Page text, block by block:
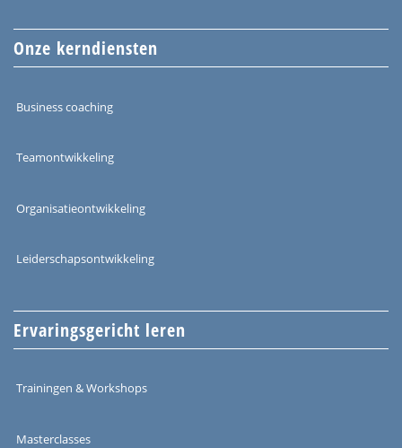
Onze kerndiensten
Business coaching
Teamontwikkeling
Organisatieontwikkeling
Leiderschapsontwikkeling
Ervaringsgericht leren
Trainingen & Workshops
Masterclasses